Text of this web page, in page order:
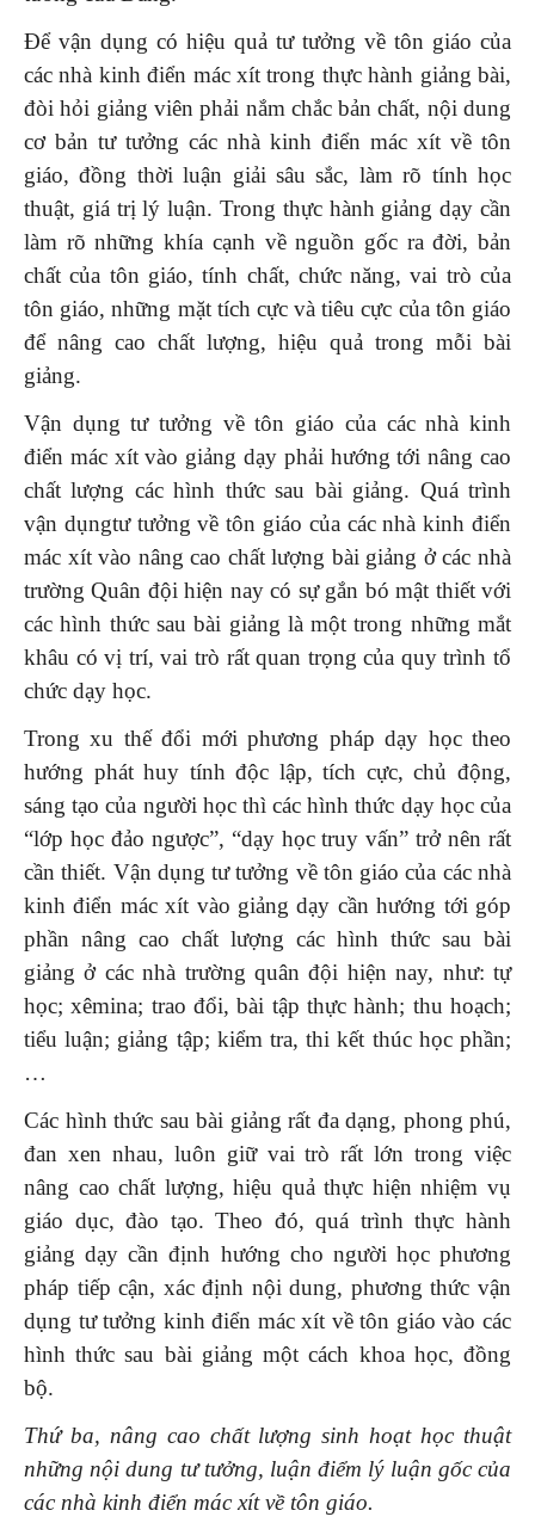
Để vận dụng có hiệu quả tư tưởng về tôn giáo của
các nhà kinh điển mác xít trong thực hành giảng bài,
đòi hỏi giảng viên phải nắm chắc bản chất, nội dung
cơ bản tư tưởng các nhà kinh điển mác xít về tôn
giáo, đồng thời luận giải sâu sắc, làm rõ tính học
thuật, giá trị lý luận. Trong thực hành giảng dạy cần
làm rõ những khía cạnh về nguồn gốc ra đời, bản
chất của tôn giáo, tính chất, chức năng, vai trò của
tôn giáo, những mặt tích cực và tiêu cực của tôn giáo
để nâng cao chất lượng, hiệu quả trong mỗi bài
giảng.
Vận dụng tư tưởng về tôn giáo của các nhà kinh
điển mác xít vào giảng dạy phải hướng tới nâng cao
chất lượng các hình thức sau bài giảng. Quá trình
vận dụngtư tưởng về tôn giáo của các nhà kinh điển
mác xít vào nâng cao chất lượng bài giảng ở các nhà
trường Quân đội hiện nay có sự gắn bó mật thiết với
các hình thức sau bài giảng là một trong những mắt
khâu có vị trí, vai trò rất quan trọng của quy trình tổ
chức dạy học.
Trong xu thế đổi mới phương pháp dạy học theo
hướng phát huy tính độc lập, tích cực, chủ động,
sáng tạo của người học thì các hình thức dạy học của
“lớp học đảo ngược”, “dạy học truy vấn” trở nên rất
cần thiết. Vận dụng tư tưởng về tôn giáo của các nhà
kinh điển mác xít vào giảng dạy cần hướng tới góp
phần nâng cao chất lượng các hình thức sau bài
giảng ở các nhà trường quân đội hiện nay, như: tự
học; xêmina; trao đổi, bài tập thực hành; thu hoạch;
tiểu luận; giảng tập; kiểm tra, thi kết thúc học phần;
…
Các hình thức sau bài giảng rất đa dạng, phong phú,
đan xen nhau, luôn giữ vai trò rất lớn trong việc
nâng cao chất lượng, hiệu quả thực hiện nhiệm vụ
giáo dục, đào tạo. Theo đó, quá trình thực hành
giảng dạy cần định hướng cho người học phương
pháp tiếp cận, xác định nội dung, phương thức vận
dụng tư tưởng kinh điển mác xít về tôn giáo vào các
hình thức sau bài giảng một cách khoa học, đồng
bộ.
Thứ ba, nâng cao chất lượng sinh hoạt học thuật
những nội dung tư tưởng, luận điểm lý luận gốc của
các nhà kinh điển mác xítvề tôn giáo.